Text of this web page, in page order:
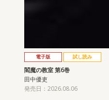
電子版 試し読み
閻魔の教室 第6巻
田中優吏
発売日：2026.08.06